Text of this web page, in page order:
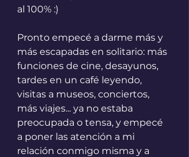
al 100% :)
Pronto empecé a darme más y
más escapadas en solitario: más
funciones de cine, desayunos,
tardes en un café leyendo,
visitas a museos, conciertos,
más viajes... ya no estaba
preocupada o tensa, y empecé
a poner las atención a mi
relación conmigo misma y a